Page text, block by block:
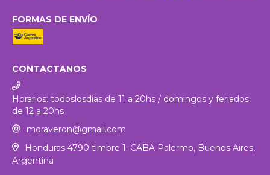
FORMAS DE ENVÍO
CONTACTANOS
Horarios: todoslosdias de 11 a 20hs / domingos y feriados
de 12 a 20hs
moraveron@gmail.com
Honduras 4790 timbre 1. CABA Palermo, Buenos Aires,
Argentina